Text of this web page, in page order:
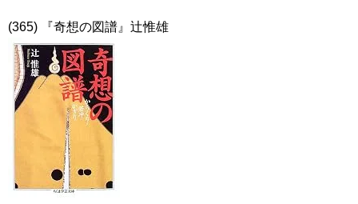
(365) 『奇想の図譜』辻惟雄